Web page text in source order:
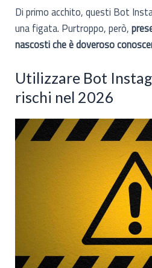
Di primo acchito, questi Bot
una figata. Purtroppo, però,
nascosti che è doveroso
Utilizzare Bot
rischi nel 2026